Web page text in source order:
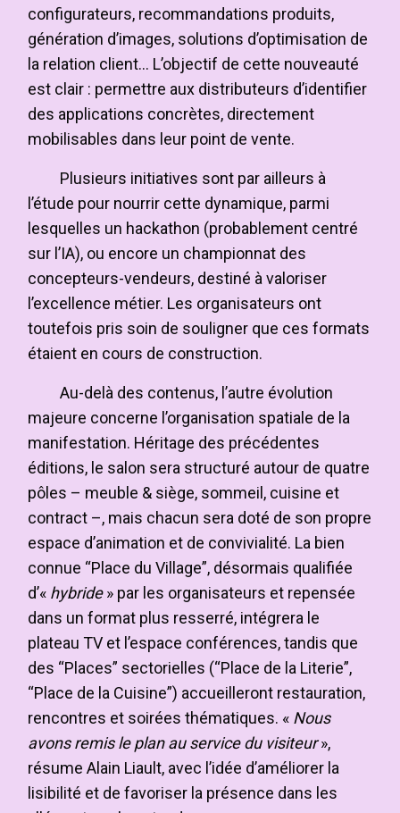
configurateurs, recommandations produits,
génération d’images, solutions d’optimisation de
la relation client… L’objectif de cette nouveauté
est clair : permettre aux distributeurs d’identifier
des applications concrètes, directement
mobilisables dans leur point de vente.
Plusieurs initiatives sont par ailleurs à
l’étude pour nourrir cette dynamique, parmi
lesquelles un hackathon (probablement centré
sur l’IA), ou encore un championnat des
concepteurs-vendeurs, destiné à valoriser
l’excellence métier. Les organisateurs ont
toutefois pris soin de souligner que ces formats
étaient en cours de construction.
Au-delà des contenus, l’autre évolution
majeure concerne l’organisation spatiale de la
manifestation. Héritage des précédentes
éditions, le salon sera structuré autour de quatre
pôles – meuble & siège, sommeil, cuisine et
contract –, mais chacun sera doté de son propre
espace d’animation et de convivialité. La bien
connue “Place du Village”, désormais qualifiée
d’« hybride» par les organisateurs et repensée
dans un format plus resserré, intégrera le
plateau TV et l’espace conférences, tandis que
des “Places” sectorielles (“Place de la Literie”,
“Place de la Cuisine”) accueilleront restauration,
rencontres et soirées thématiques. « Nous
avons remis le plan au service du visiteur»,
résume Alain Liault, avec l’idée d’améliorer la
lisibilité et de favoriser la présence dans les